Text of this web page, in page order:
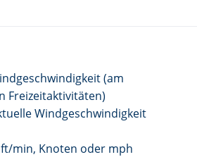
(am
Freizeitaktivitäten)
Windgeschwindigkeit
min, Knoten oder mph